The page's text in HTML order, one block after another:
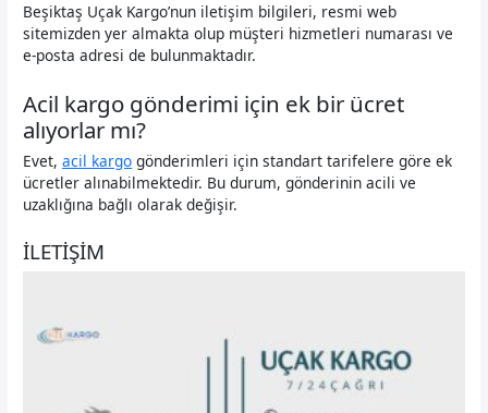
Beşiktaş Uçak Kargo’nun iletişim bilgileri, resmi web
sitemizden yer almakta olup müşteri hizmetleri numarası ve
e-posta adresi de bulunmaktadır.
Acil kargo gönderimi için ek bir ücret
alıyorlar mı?
Evet,acil kargo gönderimleri için standart tarifelere göre ek
ücretler alınabilmektedir. Bu durum, gönderinin acili ve
uzaklığına bağlı olarak değişir.
İLETİŞİM